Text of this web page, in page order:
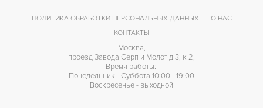
ПОЛИТИКА ОБРАБОТКИ ПЕРСОНАЛЬНЫХ ДАННЫХ
О НАС
КОНТАКТЫ
Москва,
проезд Завода Серп и Молот д 3, к 2,
Время работы:
Понедельник - Суббота 10:00 - 19:00
Воскресенье - выходной